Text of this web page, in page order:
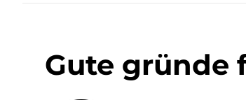
Gute gründe